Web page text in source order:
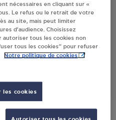
nécessaires en cliquant sur «
Le refus ou le retrait de votre
au site, mais peut limiter
d’audience. Choisissez
autoriser tous les cookies non
tous les cookies” pour refuser
Notre politique de cookies
les cookies
Autoriser tous les cookies